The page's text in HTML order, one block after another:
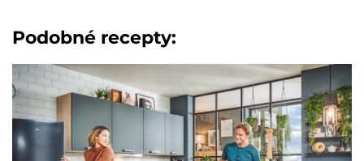
Podobné recepty: